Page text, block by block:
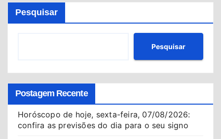
Pesquisar
Pesquisar
Postagem Recente
Horóscopo de hoje, sexta-feira, 07/08/2026:
confira as previsões do dia para o seu signo